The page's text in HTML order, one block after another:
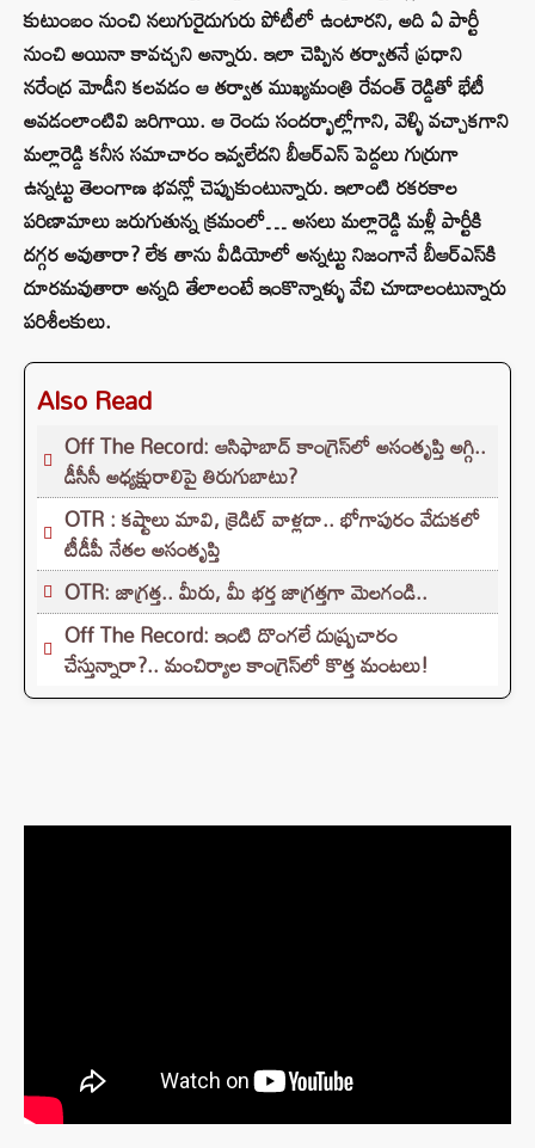
కుటుంబం నుంచి నలుగురైదుగురు పోటీలో ఉంటారని, అది ఏ పార్టీ
నుంచి అయినా కావచ్చని అన్నారు. ఇలా చెప్పిన తర్వాతనే ప్రధాని
నరేంద్ర మోడీని కలవడం ఆ తర్వాత ముఖ్యమంత్రి రేవంత్ రెడ్డితో భేటీ
అవడంలాంటివి జరిగాయి. ఆ రెండు సందర్భాల్లోగాని, వెళ్ళి వచ్చాకగాని
మల్లారెడ్డి కనీస సమాచారం ఇవ్వలేదని బీఆర్‌ఎస్‌ పెద్దలు గుర్రుగా
ఉన్నట్టు తెలంగాణ భవన్లో చెప్పుకుంటున్నారు. ఇలాంటి రకరకాల
పరిణామాలు జరుగుతున్న క్రమంలో… అసలు మల్లారెడ్డి మళ్లీ పార్టీకి
దగ్గర అవుతారా? లేక తాను వీడియోలో అన్నట్టు నిజంగానే బీఆర్ఎస్‌కి
దూరమవుతారా అన్నది తేలాలంటే ఇంకొన్నాళ్ళు వేచి చూడాలంటున్నారు
పరిశీలకులు.
Also Read
Off The Record: ఆసిఫాబాద్ కాంగ్రెస్‌లో అసంతృప్తి అగ్గి..
డీసీసీ అధ్యక్షురాలిపై తిరుగుబాటు?
OTR : కష్టాలు మావి, క్రెడిట్ వాళ్లదా.. భోగాపురం వేడుకలో
టీడీపీ నేతల అసంతృప్తి
OTR: జాగ్రత్త.. మీరు, మీ భర్త జాగ్రత్తగా మెలగండి..
Off The Record: ఇంటి దొంగలే దుష్ప్రచారం
చేస్తున్నారా?.. మంచిర్యాల కాంగ్రెస్‌లో కొత్త మంటలు!